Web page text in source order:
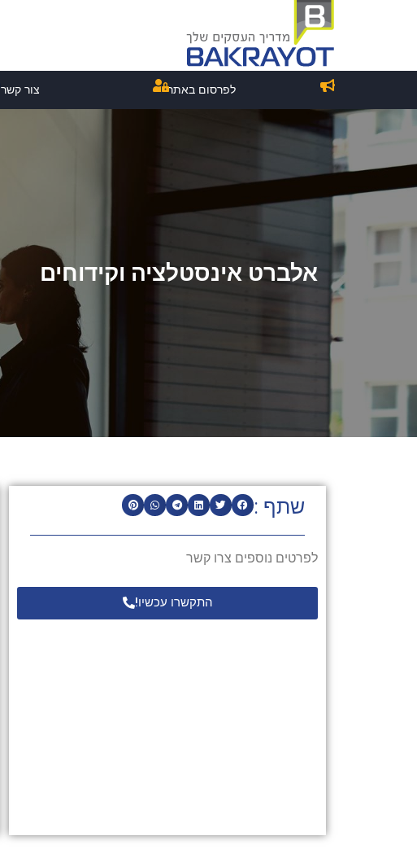
לפרסום באתר צור קשר
אלברט אינסטלציה וקידוחים
שתף :
לפרטים נוספים צרו קשר
התקשרו עכשיו!